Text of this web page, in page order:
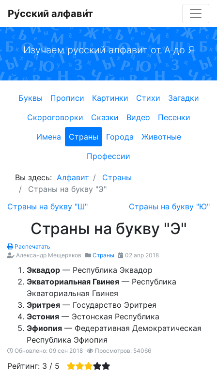
Ру́сский алфави́т
Изучаем русский алфавит от А до Я
Буквы Прописи Картинки Стихи
Загадки
Скороговорки
Сказки Видео
Песенки
Имена
Страны Города
Животные
Профессии
Вы здесь: Алфавит
Страны
Страны на букву "Э"
Страны на букву "Ш"
Страны на букву "Ю"
Страны на букву "Э"
Распечатать
Александр Мещеряков
Страны 02 апр 2018
Эквадор — Республика Эквадор
Экваториальная Гвинея — Республика
Экваториальная Гвинея
Эритрея — Государство Эритрея
Эстония — Эстонская Республика
Эфиопия — Федеративная Демократическая
Республика Эфиопия
Обновлено: 09 сен 2018 Просмотров: 54066
Рейтинг: 3 / 5